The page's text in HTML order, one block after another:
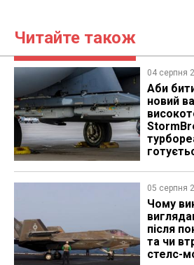
Читайте також
04 серпня
Аби
новий
05 серпня
Чому
після
та чи
стелс-